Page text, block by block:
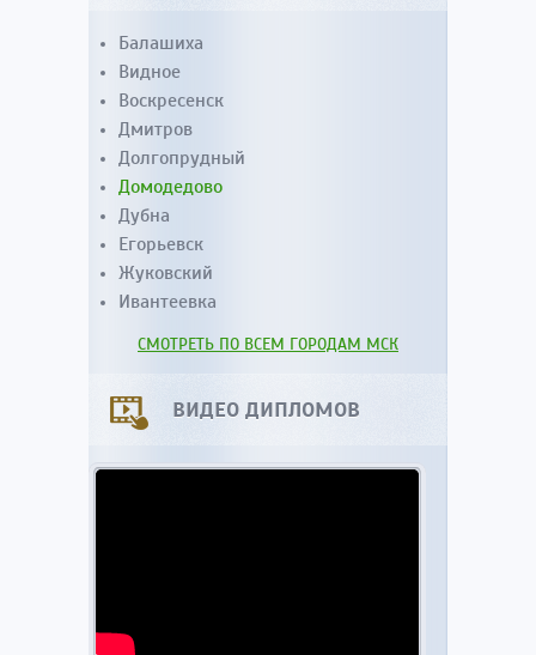
Балашиха
Видное
Воскресенск
Дмитров
Долгопрудный
Домодедово
Дубна
Егорьевск
Жуковский
Ивантеевка
СМОТРЕТЬ ПО ВСЕМ ГОРОДАМ МСК
ВИДЕО ДИПЛОМОВ